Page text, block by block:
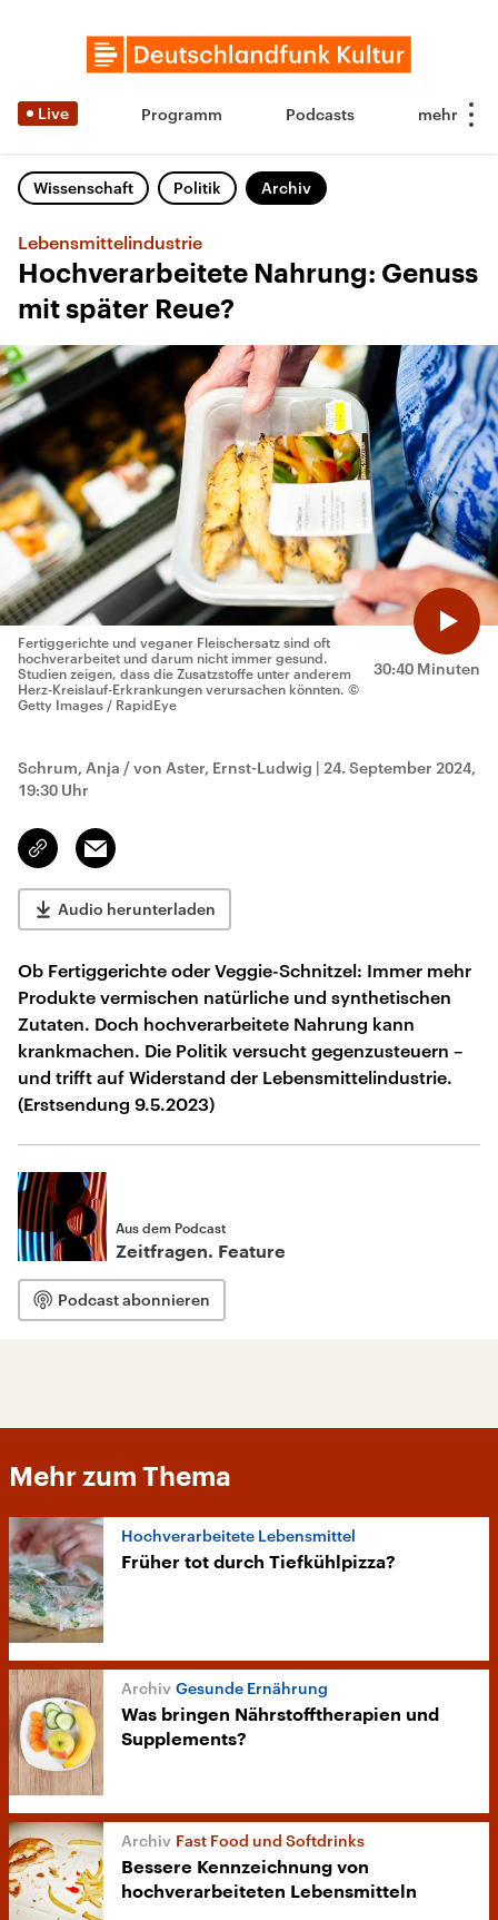
Live Programm Podcasts
Wissenschaft Politik Archiv
Lebensmittelindustrie
Hochverarbeitete Nahrung: Genuss
mit später Reue?
30:40 Minuten
Fertiggerichte und veganer Fleischersatz sind oft
hochverarbeitet und darum nicht immer gesund.
Studien zeigen, dass die Zusatzstoffe unter anderem
Herz-Kreislauf-Erkrankungen verursachen könnten. ©
Getty Images / RapidEye
Schrum, Anja / von Aster, Ernst-Ludwig | 24. September 2024,
19:30 Uhr
Link
kopieren/teilen
Email
Audio herunterladen
Ob Fertiggerichte oder Veggie-Schnitzel: Immer mehr
Produkte vermischen natürliche und synthetischen
Zutaten. Doch hochverarbeitete Nahrung kann
krankmachen. Die Politik versucht gegenzusteuern –
und trifft auf Widerstand der Lebensmittelindustrie.
(Erstsendung 9.5.2023)
Aus dem Podcast
Zeitfragen. Feature
Podcast abonnieren
Mehr zum Thema
Hochverarbeitete Lebensmittel
Früher tot durch Tiefkühlpizza?
Gesunde Ernährung
Was bringen Nährstofftherapien und
Supplements?
Fast Food und Softdrinks
Bessere Kennzeichnung von
hochverarbeiteten Lebensmitteln